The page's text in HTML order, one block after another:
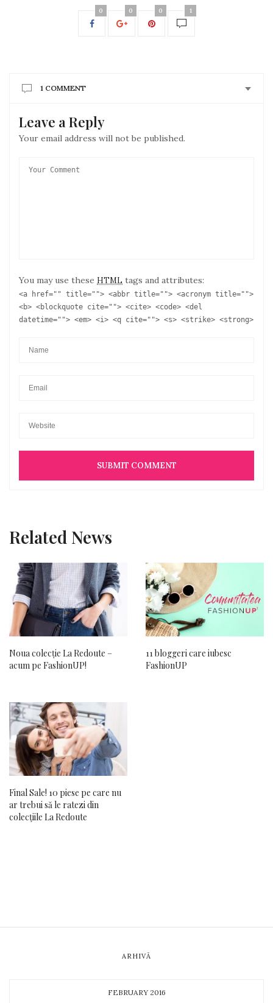
0 0 0 1
1 COMMENT
Leave a Reply
Your email address will not be published.
You may use these HTML tags and attributes:
<a href="" title=""> <abbr title=""> <acronym title="">
<b> <blockquote cite=""> <cite> <code> <del
datetime=""> <em> <i> <q cite=""> <s> <strike> <strong>
Related News
Noua colecție La Redoute –
acum pe FashionUP!
11 bloggeri care iubesc
FashionUP
Final Sale! 10 piese pe care nu
ar trebui să le ratezi din
colecţiile La Redoute
ARHIVĂ
FEBRUARY 2016